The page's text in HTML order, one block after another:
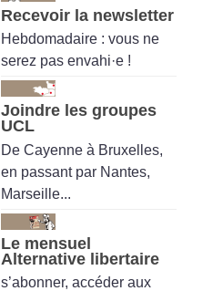
Recevoir la newsletter
Hebdomadaire : vous ne
serez pas envahi·e !
Joindre les groupes
UCL
De Cayenne à Bruxelles,
en passant par Nantes,
Marseille...
Le mensuel
Alternative libertaire
s’abonner, accéder aux